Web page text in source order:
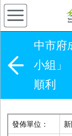
中市府
小組」
順利
發佈單位：